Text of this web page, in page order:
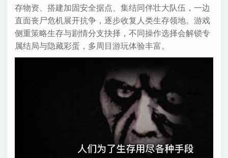
存物资、搭建加固安全据点、集结同伴壮大队伍，一边
直面丧尸危机展开抗争，逐步收复人类生存领地。游戏
侧重策略生存与剧情分支抉择，不同操作选择会解锁专
属结局与隐藏彩蛋，多周目游玩体验丰富。